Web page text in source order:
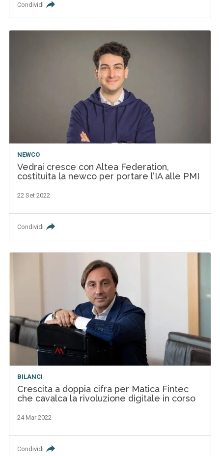
Condividi
NEWCO
Vedrai cresce con Altea Federation,
costituita la newco per portare l’IA alle PMI
22 Set 2022
Condividi
BILANCI
Crescita a doppia cifra per Matica Fintec
che cavalca la rivoluzione digitale in corso
24 Mar 2022
Condividi